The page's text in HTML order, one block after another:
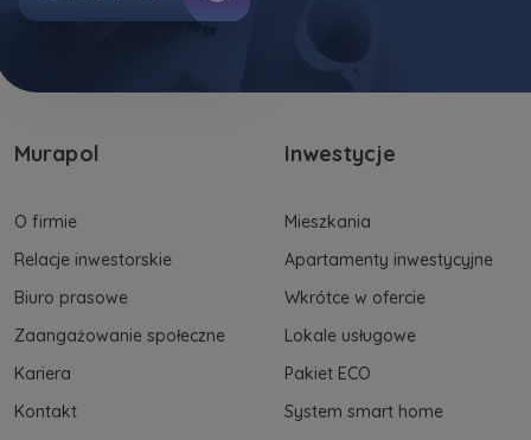
Murapol
O firmie
Relacje inwestorskie
Biuro prasowe
Zaangażowanie społeczne
Kariera
Kontakt
Inwestycje
Mieszkania
Apartamenty inwestycyjne
Wkrótce w ofercie
Lokale usługowe
Pakiet ECO
System smart home